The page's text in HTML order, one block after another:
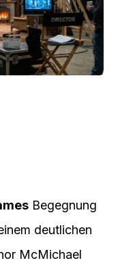
Begegnung
deutlichen
McMichael